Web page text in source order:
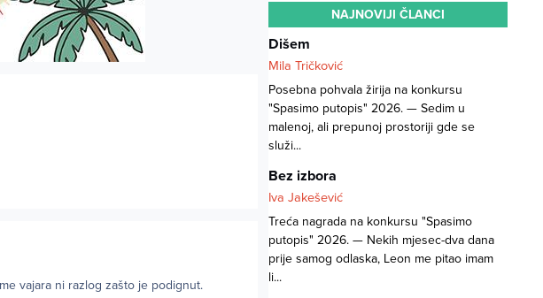
vajara ni razlog zašto je podignut.
NAJNOVIJI ČLANCI
Dišem
Mila Tričković
Posebna pohvala žirija na konkursu
"Spasimo putopis" 2026. — Sedim u
malenoj, ali prepunoj prostoriji gde se
služi...
Bez izbora
Iva Jakešević
Treća nagrada na konkursu "Spasimo
putopis" 2026. — Nekih mjesec-dva dana
prije samog odlaska, Leon me pitao imam
li...